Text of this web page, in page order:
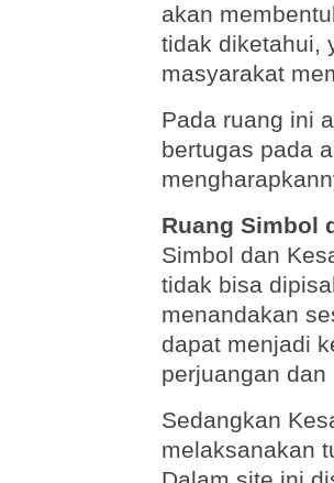
akan
tidak diketahui,
masyarakat
Pada ruang ini
bertugas pada
Ruang Simbol
Simbol dan
tidak bisa
menandakan
dapat menjadi
perjuangan dan
Sedangkan
melaksanakan